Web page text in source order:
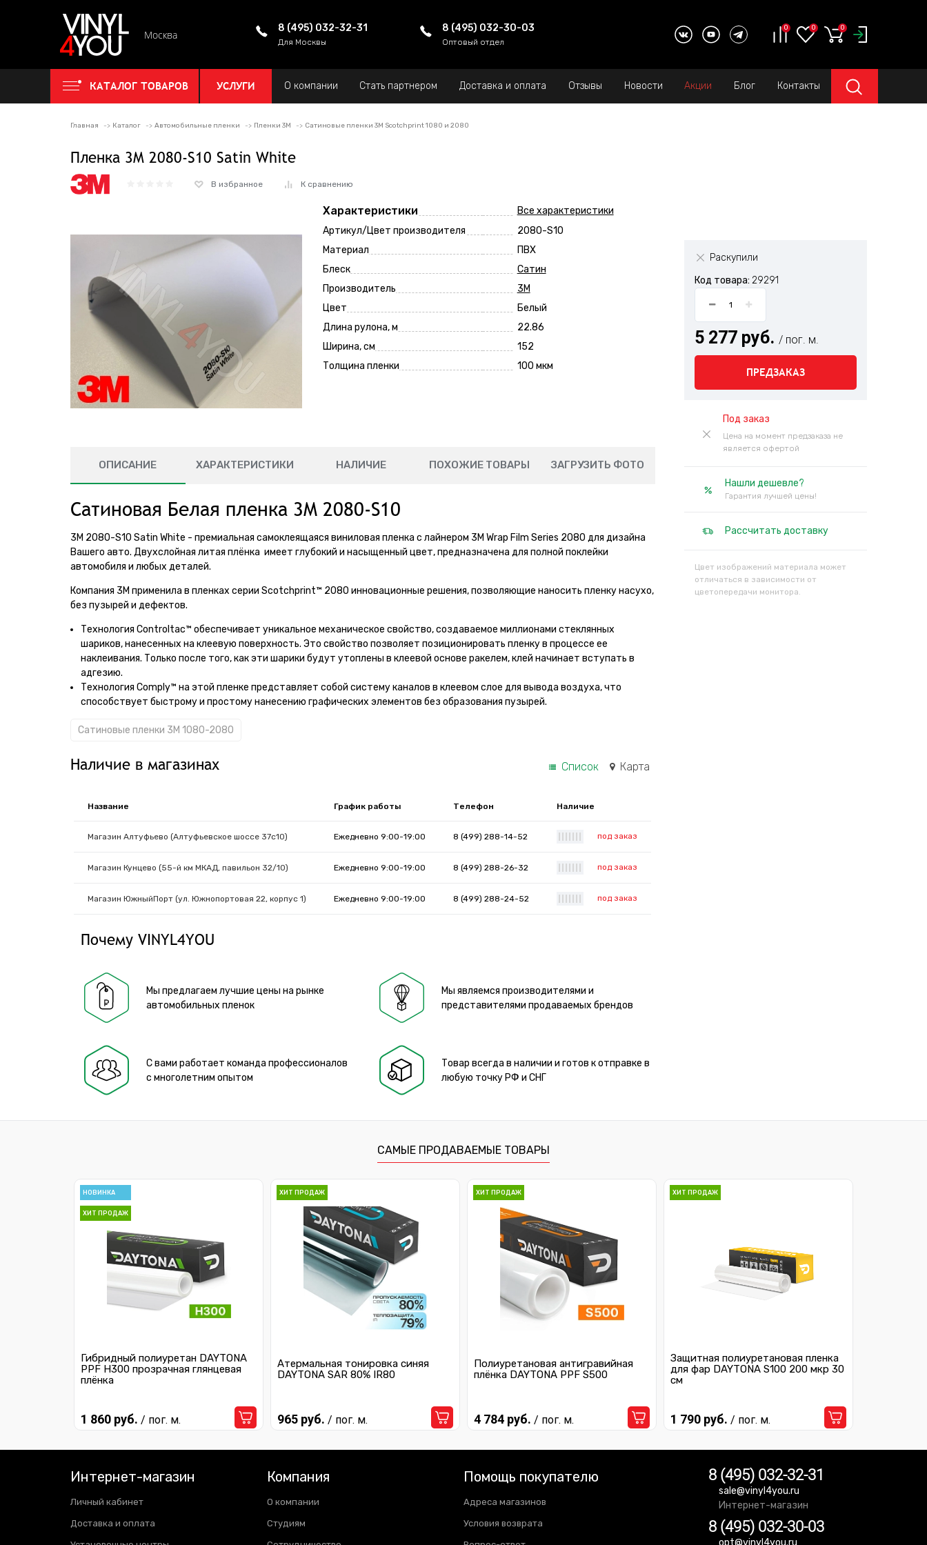
Москва
8 (495) 032-32-31
Для Москвы
8 (495) 032-30-03
Оптовый отдел
0 0 0
КАТАЛОГ ТОВАРОВ УСЛУГИ О компании Стать партнером Доставка и оплата Отзывы Новости Акции Блог Контакты
Главная Каталог Автомобильные пленки Пленки 3M Сатиновые пленки 3M Scotchprint 1080 и 2080
Пленка 3M 2080-S10 Satin White
В избранное К сравнению
Характеристики
Все характеристики
Артикул/Цвет производителя
2080-S10
Материал
ПВХ
Блеск
Сатин
Производитель
3M
Цвет
Белый
Длина рулона, м
22.86
Ширина, см
152
Толщина пленки
100 мкм
Раскупили
Код товара: 29291
5 277 руб. / пог. м.
ПРЕДЗАКАЗ
Под заказ
Цена на момент предзаказа не
является офертой
Нашли дешевле?
Гарантия лучшей цены!
Рассчитать доставку
Цвет изображений материала может
отличаться в зависимости от
цветопередачи монитора.
ОПИСАНИЕ ХАРАКТЕРИСТИКИ НАЛИЧИЕ ПОХОЖИЕ ТОВАРЫ ЗАГРУЗИТЬ ФОТО
Сатиновая Белая пленка 3M 2080-S10
3M 2080-S10 Satin White - премиальная самоклеящаяся виниловая пленка с лайнером 3M Wrap Film Series 2080 для дизайна
Вашего авто. Двухслойная литая плёнка имеет глубокий и насыщенный цвет, предназначена для полной поклейки
автомобиля и любых деталей.
Компания 3М применила в пленках серии Scotchprint™ 2080 инновационные решения, позволяющие наносить пленку насухо,
без пузырей и дефектов.
Технология Controltac™ обеспечивает уникальное механическое свойство, создаваемое миллионами стеклянных
шариков, нанесенных на клеевую поверхность. Это свойство позволяет позиционировать пленку в процессе ее
наклеивания. Только после того, как эти шарики будут утоплены в клеевой основе ракелем, клей начинает вступать в
адгезию.
Технология Comply™ на этой пленке представляет собой систему каналов в клеевом слое для вывода воздуха, что
способствует быстрому и простому нанесению графических элементов без образования пузырей.
Сатиновые пленки 3M 1080-2080
Наличие в магазинах Список Карта
Название График работы Телефон Наличие
Магазин Алтуфьево (Алтуфьевское шоссе 37с10) Ежедневно 9:00-19:00 8 (499) 288-14-52 под заказ
Магазин Кунцево (55-й км МКАД, павильон 32/10) Ежедневно 9:00-19:00 8 (499) 288-26-32 под заказ
Магазин ЮжныйПорт (ул. Южнопортовая 22, корпус 1) Ежедневно 9:00-19:00 8 (499) 288-24-52 под заказ
Почему VINYL4YOU
Мы предлагаем лучшие цены на рынке
автомобильных пленок
Мы являемся производителями и
представителями продаваемых брендов
С вами работает команда профессионалов
с многолетним опытом
Товар всегда в наличии и готов к отправке в
любую точку РФ и СНГ
САМЫЕ ПРОДАВАЕМЫЕ ТОВАРЫ
НОВИНКА
ХИТ ПРОДАЖ
Гибридный полиуретан DAYTONA
PPF H300 прозрачная глянцевая
плёнка
1 860 руб. / пог. м.
ХИТ ПРОДАЖ
Атермальная тонировка синяя
DAYTONA SAR 80% IR80
965 руб. / пог. м.
ХИТ ПРОДАЖ
Полиуретановая антигравийная
плёнка DAYTONA PPF S500
4 784 руб. / пог. м.
ХИТ ПРОДАЖ
Защитная полиуретановая пленка
для фар DAYTONA S100 200 мкр 30
см
1 790 руб. / пог. м.
Интернет-магазин
Личный кабинет
Доставка и оплата
Компания
О компании
Студиям
Помощь покупателю
Адреса магазинов
Условия возврата
8 (495) 032-32-31
sale@vinyl4you.ru
Интернет-магазин
8 (495) 032-30-03
opt@vinyl4you.ru